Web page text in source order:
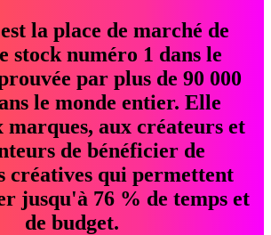
la place de marché de
stock numéro 1 dans le
par plus de 90 000
le monde entier. Elle
marques, aux créateurs et
de bénéficier de
créatives qui permettent
jusqu'à 76 % de temps et
de budget.